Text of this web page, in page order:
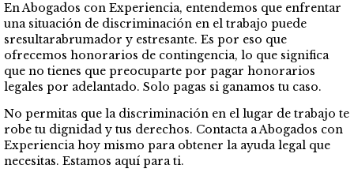
En Abogados con Experiencia, entendemos que enfrentar
una situación de discriminación en el trabajo puede
sresultarabrumador y estresante. Es por eso que
ofrecemos honorarios de contingencia, lo que significa
que no tienes que preocuparte por pagar honorarios
legales por adelantado. Solo pagas si ganamos tu caso.
No permitas que la discriminación en el lugar de trabajo te
robe tu dignidad y tus derechos. Contacta a Abogados con
Experiencia hoy mismo para obtener la ayuda legal que
necesitas. Estamos aquí para ti.